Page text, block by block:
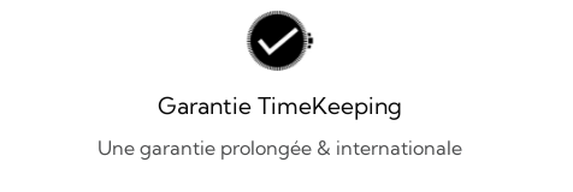
Garantie TimeKeeping
Une garantie prolongée & internationale